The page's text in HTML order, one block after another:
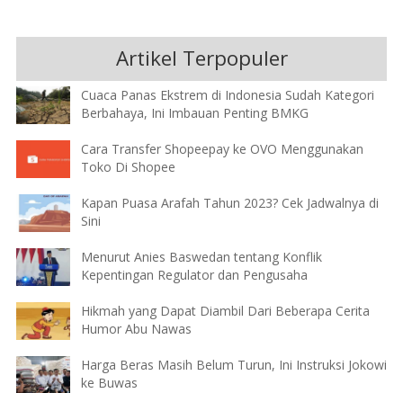
Artikel Terpopuler
Cuaca Panas Ekstrem di Indonesia Sudah Kategori
Berbahaya, Ini Imbauan Penting BMKG
Cara Transfer Shopeepay ke OVO Menggunakan
Toko Di Shopee
Kapan Puasa Arafah Tahun 2023? Cek Jadwalnya di
Sini
Menurut Anies Baswedan tentang Konflik
Kepentingan Regulator dan Pengusaha
Hikmah yang Dapat Diambil Dari Beberapa Cerita
Humor Abu Nawas
Harga Beras Masih Belum Turun, Ini Instruksi Jokowi
ke Buwas